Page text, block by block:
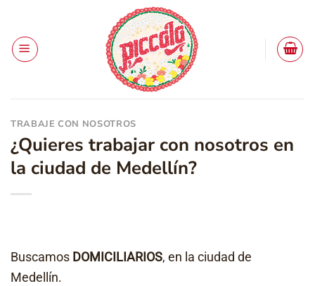
contenido
TRABAJE CON NOSOTROS
¿Quieres trabajar con nosotros en
la ciudad de Medellín?
Buscamos DOMICILIARIOS, en la ciudad de
Medellín.